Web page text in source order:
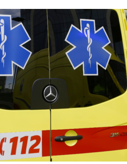
l'article "Une personne blessée
après un
over-Heembeek